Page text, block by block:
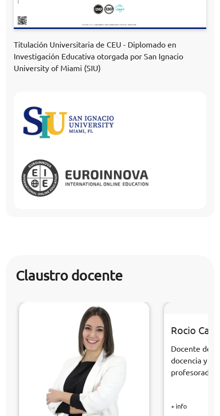
Titulación Universitaria de CEU - Diplomado en
Investigación Educativa otorgada por San Ignacio
University of Miami (SIU)
Claustro docente
Rocio
Docente de
docencia y
profesorado
+ info